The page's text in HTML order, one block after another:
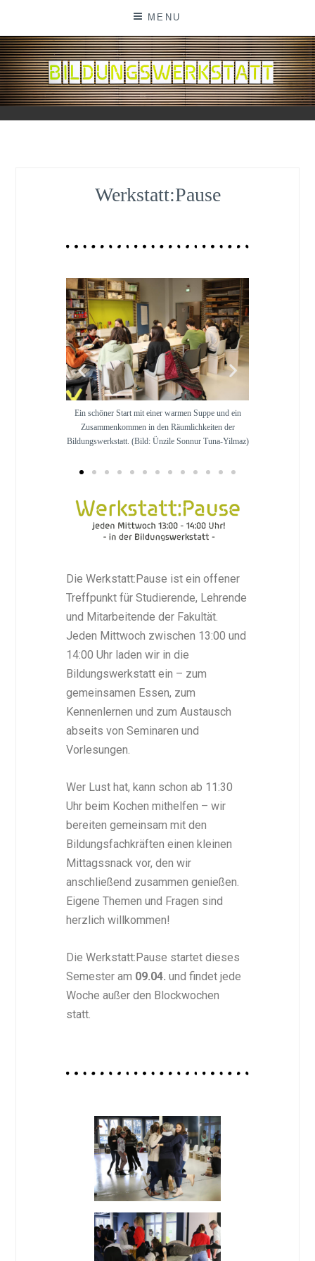
MENU
BILDUNGSWERKSTATT
Werkstatt:Pause
Ein schöner Start mit einer warmen Suppe und ein
Zusammenkommen in den Räumlichkeiten der
Bildungswerkstatt. (Bild: Ünzile Sonnur Tuna-Yilmaz)
Die Werkstatt:Pause ist ein offener
Treffpunkt für Studierende, Lehrende
und Mitarbeitende der Fakultät.
Jeden Mittwoch zwischen 13:00 und
14:00 Uhr laden wir in die
Bildungswerkstatt ein – zum
gemeinsamen Essen, zum
Kennenlernen und zum Austausch
abseits von Seminaren und
Vorlesungen.
Wer Lust hat, kann schon ab 11:30
Uhr beim Kochen mithelfen – wir
bereiten gemeinsam mit den
Bildungsfachkräften einen kleinen
Mittagssnack vor, den wir
anschließend zusammen genießen.
Eigene Themen und Fragen sind
herzlich willkommen!
Die Werkstatt:Pause startet dieses
Semester am 09.04. und findet jede
Woche außer den Blockwochen
statt.